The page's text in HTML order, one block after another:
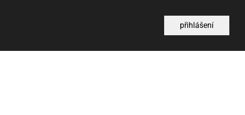
přihlášení